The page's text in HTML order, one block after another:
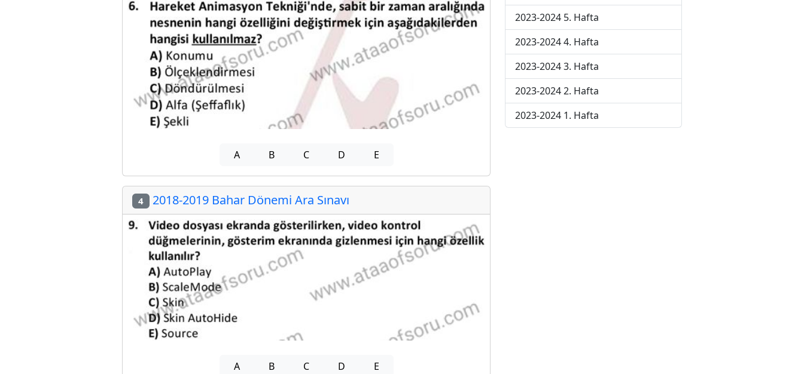
A B C D E
4 2018-2019 Bahar Dönemi Ara Sınavı
A B C D E
2023-2024 5. Hafta
2023-2024 4. Hafta
2023-2024 3. Hafta
2023-2024 2. Hafta
2023-2024 1. Hafta